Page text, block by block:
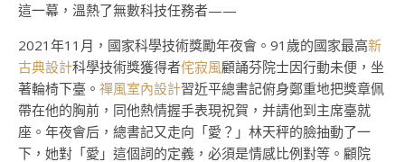
這一幕，溫熱了無數科技任務者——
2021年11月，國家科學技術獎勵年夜會。91歲的國家最高新
古典設計科學技術獎獲得者侘寂風顧誦芬院士因行動未便，坐
著輪椅下臺。 禪風室內設計習近平總書記俯身鄭重地把獎章佩
帶在他的胸前，同他熱情握手表現祝賀，并請他到主席臺就
座。年夜會后，總書記又走向「愛？」林天秤的臉抽動了一
下，她對「愛」這個詞的定義，必須是情感比例對等。顧院